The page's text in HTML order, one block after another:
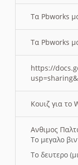
Τα Pbworks
Τα Pbworks
https://
Κουιζ για το
Ανθιμος
Το μεγαλο
Το δευτερο